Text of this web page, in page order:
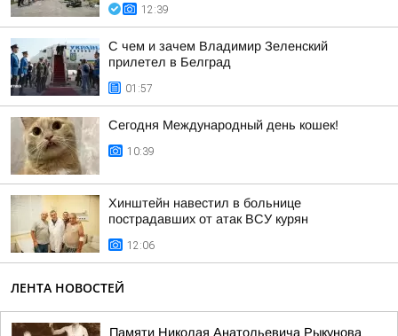
12:39
С чем и зачем Владимир Зеленский
прилетел в Белград
01:57
Сегодня Международный день кошек!
10:39
Хинштейн навестил в больнице
пострадавших от атак ВСУ курян
12:06
ЛЕНТА НОВОСТЕЙ
Памяти Николая Анатольевича Рыкунова